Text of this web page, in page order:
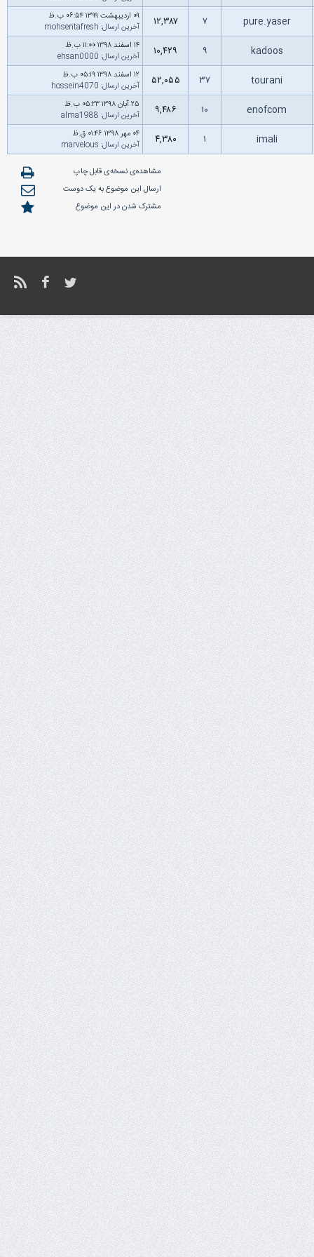
pure.yaser ۷ ۱۲,۳۸۷
۰۹ اردیبهشت ۱۳۹۹ ۰۶:۵۴ ب.ظ
آخرین ارسال:
mohsentafresh
kadoos ۹ ۱۰,۴۲۹
۱۴ اسفند ۱۳۹۸ ۱۱:۰۰ ب.ظ
آخرین ارسال:
ehsan0000
tourani ۳۷ ۵۲,۰۵۵
۱۲ اسفند ۱۳۹۸ ۰۵:۱۹ ب.ظ
آخرین ارسال:
hossein4070
enofcom ۱۰ ۹,۴۸۶
۲۵ آبان ۱۳۹۸ ۰۵:۲۳ ب.ظ
آخرین ارسال:
alma1988
imali ۴,۳۸۰
۰۴ مهر ۱۳۹۸ ۰۱:۴۶ ق.ظ
آخرین ارسال:
marvelous
مشاهده‌ی نسخه‌ی قابل چاپ
ارسال این موضوع به یک دوست
مشترک شدن در این موضوع